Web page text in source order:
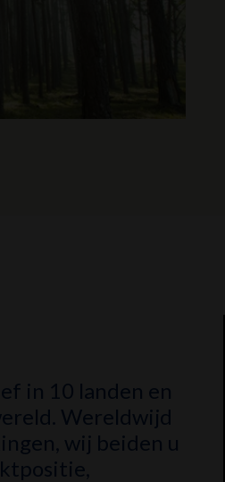
in 10 landen en
Wereldwijd
wij beiden u